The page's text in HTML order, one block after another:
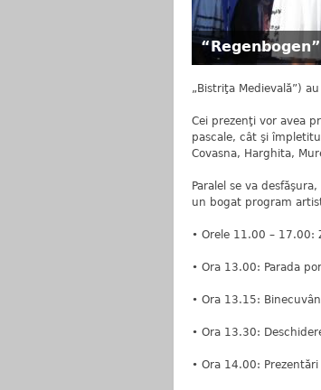
“Regenbogen”
„Bistriţa Medievală”)
Cei prezenţi vor avea
pascale, cât şi
Covasna, Harghita,
Paralel se va
un bogat program
• Orele 11.00 – 17.00:
• Ora 13.00: Parada
• Ora 13.15:
• Ora 13.30:
• Ora 14.00: